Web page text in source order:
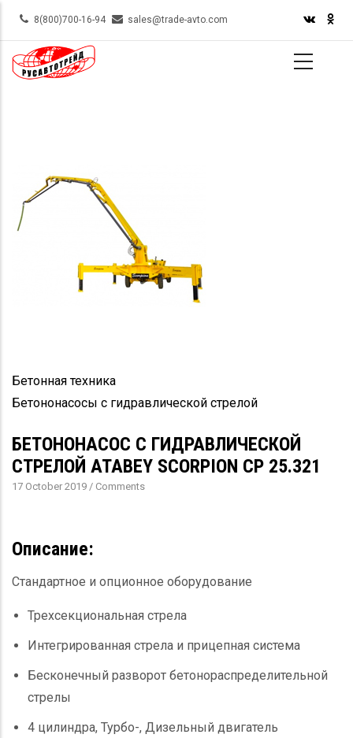
Skip
main
content
8(800)700-16-94 sales@trade-avto.com
Бетонная техника
Бетононасосы с гидравлической стрелой
БЕТОНОНАСОС С ГИДРАВЛИЧЕСКОЙ
СТРЕЛОЙ ATABEY SCORPION CP 25.321
17 October 2019 / Comments
Описание:
Стандартное и опционное оборудование
Трехсекциональная стрела
Интегрированная стрела и прицепная система
Бесконечный разворот бетонораспределительной
стрелы
4 цилиндра, Турбо-, Дизельный двигатель